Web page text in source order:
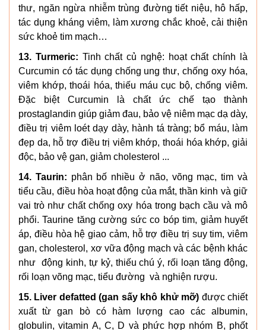
thư, ngăn ngừa nhiễm trùng đường tiết niệu, hô hấp,
tác dụng kháng viêm, làm xương chắc khoẻ, cải thiện
sức khoẻ tim mạch…
13. Turmeric: Tinh chất củ nghệ: hoạt chất chính là
Curcumin có tác dụng chống ung thư, chống oxy hóa,
viêm khớp, thoái hóa, thiếu máu cục bộ, chống viêm.
Đặc biệt Curcumin là chất ức chế tạo thành
prostaglandin giúp giảm đau, bảo vệ niêm mạc dạ dày,
điều trị viêm loét dạy dày, hành tá tràng; bổ máu, làm
đẹp da, hỗ trợ điều trị viêm khớp, thoái hóa khớp, giải
độc, bảo vệ gan, giảm cholesterol ...
14. Taurin: phân bố nhiều ở não, võng mạc, tim và
tiểu cầu, điều hòa hoạt động của mắt, thần kinh và giữ
vai trò như chất chống oxy hóa trong bạch cầu và mô
phổi. Taurine tăng cường sức co bóp tim, giảm huyết
áp, điều hòa hệ giao cảm, hỗ trợ điều trị suy tim, viêm
gan, cholesterol, xơ vữa động mạch và các bệnh khác
như động kinh, tự kỷ, thiếu chú ý, rối loạn tăng động,
rối loạn võng mạc, tiểu đường và nghiện rượu.
15. Liver defatted (gan sấy khô khử mỡ) được chiết
xuất từ gan bò có hàm lượng cao các albumin,
globulin, vitamin A, C, D và phức hợp nhóm B, phốt